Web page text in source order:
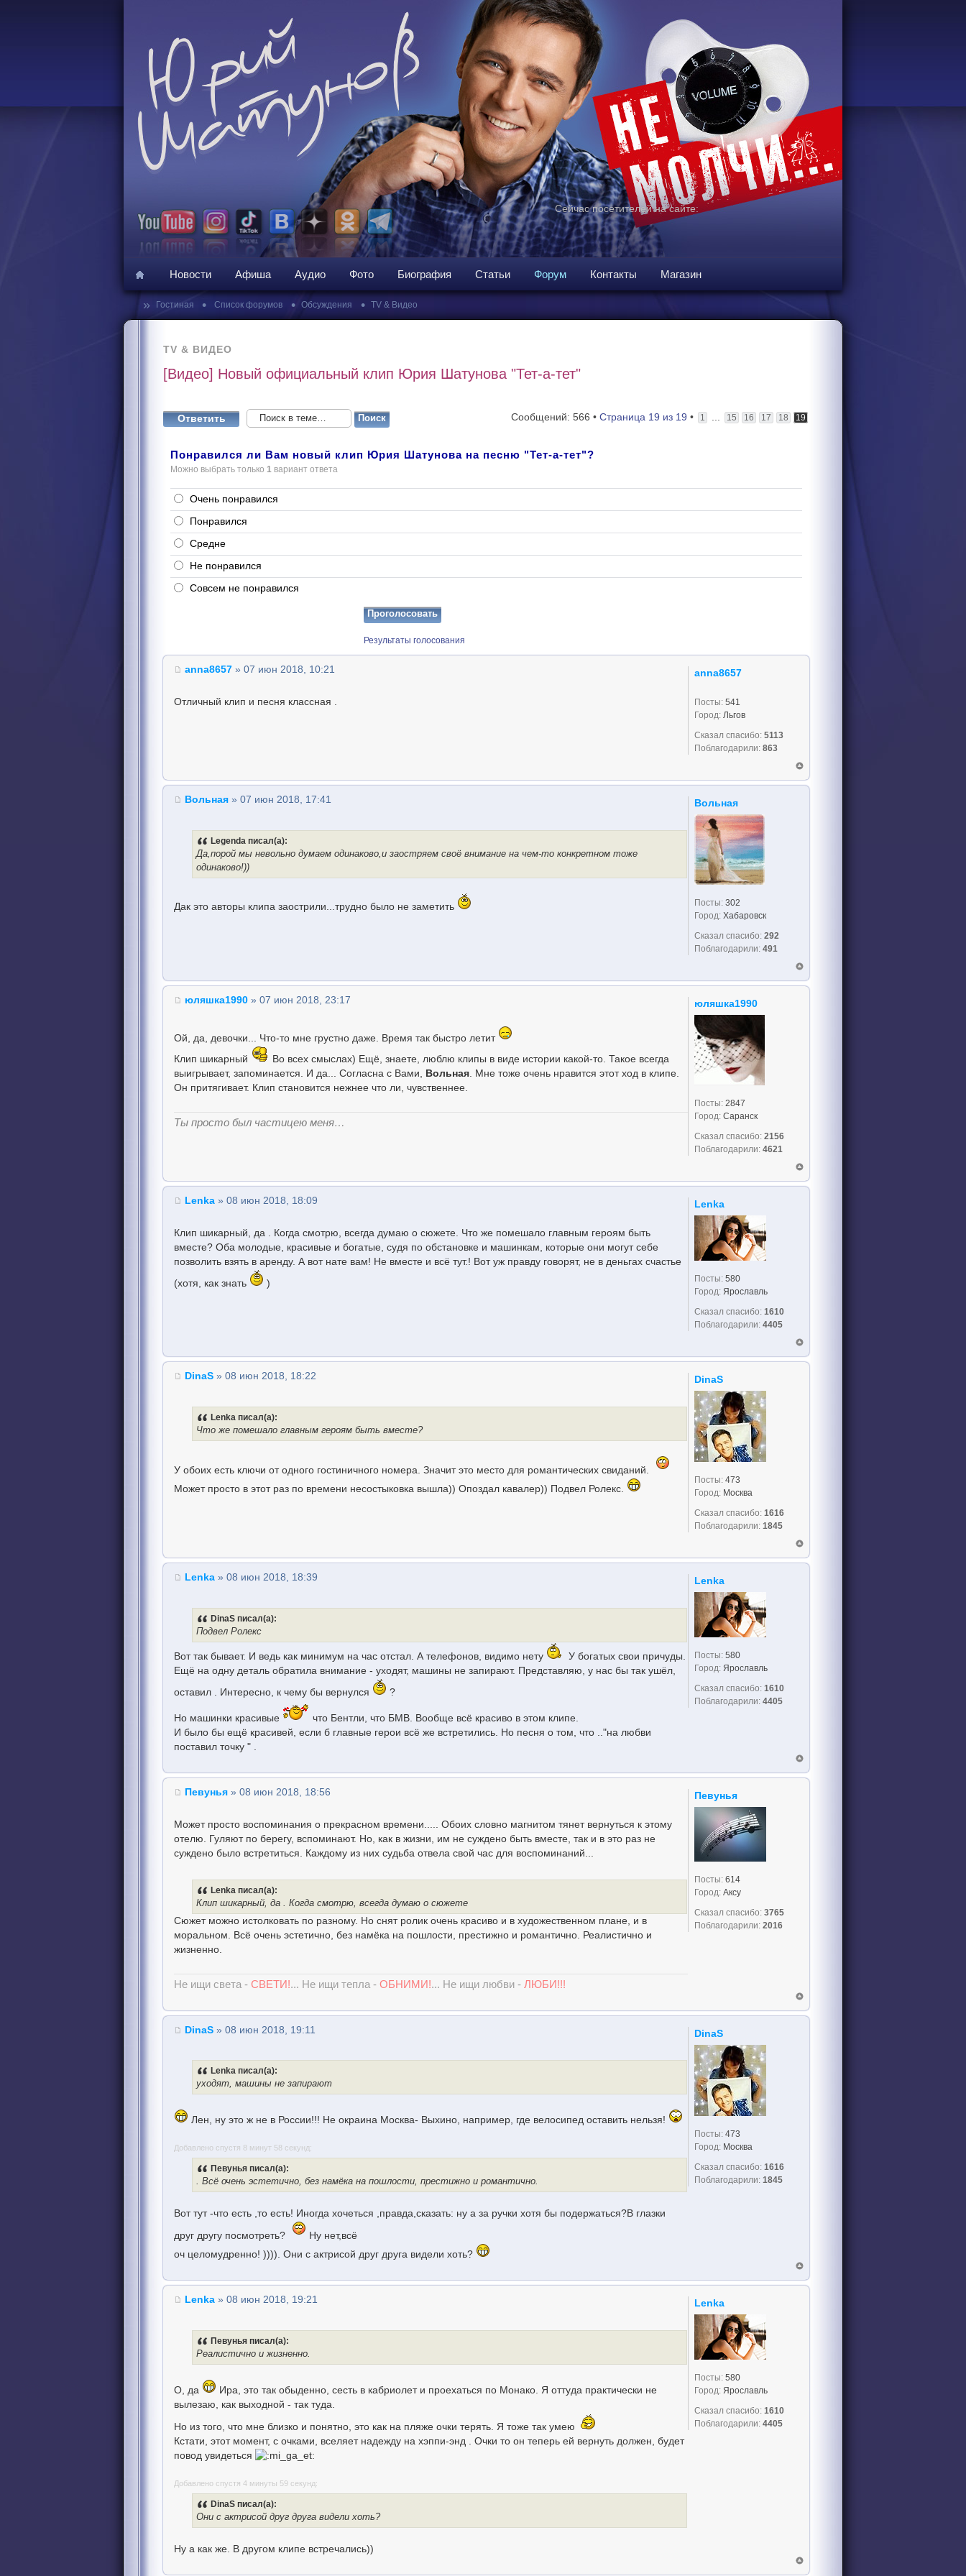
Сейчас посетителей на сайте:
Новости Афиша Аудио Фото Биография Статьи Форум Контакты Магазин
» Гостиная • Список форумов • Обсуждения • TV & Видео
TV & ВИДЕО
[Видео] Новый официальный клип Юрия Шатунова "Тет-а-тет"
Ответить Сообщений: 566 • Страница 19 из 19 • 1 ... 15 16 17 18 19
Понравился ли Вам новый клип Юрия Шатунова на песню "Тет-а-тет"?
Можно выбрать только 1 вариант ответа
Очень понравился
Понравился
Средне
Не понравился
Совсем не понравился
Результаты голосования
anna8657 » 07 июн 2018, 10:21
Отличный клип и песня классная .
anna8657
Посты: 541
Город: Льгов
Сказал спасибо: 5113
Поблагодарили: 863
Вольная » 07 июн 2018, 17:41
Legenda писал(а):
Да,порой мы невольно думаем одинаково,и заостряем своё внимание на чем-то конкретном тоже
одинаково!))
Дак это авторы клипа заострили...трудно было не заметить
Вольная
Посты: 302
Город: Хабаровск
Сказал спасибо: 292
Поблагодарили: 491
юляшка1990 » 07 июн 2018, 23:17
Ой, да, девочки... Что-то мне грустно даже. Время так быстро летит
Клип шикарный
Во всех смыслах) Ещё, знаете, люблю клипы в виде истории какой-то. Такое всегда
выигрывает, запоминается. И да... Согласна с Вами, Вольная. Мне тоже очень нравится этот ход в клипе.
Он притягивает. Клип становится нежнее что ли, чувственнее.
Ты просто был частицею меня…
юляшка1990
Посты: 2847
Город: Саранск
Сказал спасибо: 2156
Поблагодарили: 4621
Lenka » 08 июн 2018, 18:09
Клип шикарный, да . Когда смотрю, всегда думаю о сюжете. Что же помешало главным героям быть
вместе? Оба молодые, красивые и богатые, судя по обстановке и машинкам, которые они могут себе
позволить взять в аренду. А вот нате вам! Не вместе и всё тут.! Вот уж правду говорят, не в деньгах счастье
(хотя, как знать
)
Lenka
Посты: 580
Город: Ярославль
Сказал спасибо: 1610
Поблагодарили: 4405
DinaS » 08 июн 2018, 18:22
Lenka писал(а):
Что же помешало главным героям быть вместе?
У обоих есть ключи от одного гостиничного номера. Значит это место для романтических свиданий.
Может просто в этот раз по времени несостыковка вышла)) Опоздал кавалер)) Подвел Ролекс.
DinaS
Посты: 473
Город: Москва
Сказал спасибо: 1616
Поблагодарили: 1845
Lenka » 08 июн 2018, 18:39
DinaS писал(а):
Подвел Ролекс
Вот так бывает. И ведь как минимум на час отстал. А телефонов, видимо нету
У богатых свои причуды.
Ещё на одну деталь обратила внимание - уходят, машины не запирают. Представляю, у нас бы так ушёл,
оставил . Интересно, к чему бы вернулся
?
Но машинки красивые
что Бентли, что БМВ. Вообще всё красиво в этом клипе.
И было бы ещё красивей, если б главные герои всё же встретились. Но песня о том, что .."на любви
поставил точку " .
Lenka
Посты: 580
Город: Ярославль
Сказал спасибо: 1610
Поблагодарили: 4405
Певунья » 08 июн 2018, 18:56
Может просто воспоминания о прекрасном времени..... Обоих словно магнитом тянет вернуться к этому
отелю. Гуляют по берегу, вспоминают. Но, как в жизни, им не суждено быть вместе, так и в это раз не
суждено было встретиться. Каждому из них судьба отвела свой час для воспоминаний...
Lenka писал(а):
Клип шикарный, да . Когда смотрю, всегда думаю о сюжете
Сюжет можно истолковать по разному. Но снят ролик очень красиво и в художественном плане, и в
моральном. Всё очень эстетично, без намёка на пошлости, престижно и романтично. Реалистично и
жизненно.
Не ищи света - СВЕТИ!... Не ищи тепла - ОБНИМИ!... Не ищи любви - ЛЮБИ!!!
Певунья
Посты: 614
Город: Аксу
Сказал спасибо: 3765
Поблагодарили: 2016
DinaS » 08 июн 2018, 19:11
Lenka писал(а):
уходят, машины не запирают
Лен, ну это ж не в России!!! Не окраина Москва- Выхино, например, где велосипед оставить нельзя!
Добавлено спустя 8 минут 58 секунд:
Певунья писал(а):
. Всё очень эстетично, без намёка на пошлости, престижно и романтично.
Вот тут -что есть ,то есть! Иногда хочеться ,правда,сказать: ну а за ручки хотя бы подержаться?В глазки
друг другу посмотреть?
Ну нет,всё
оч целомудренно! )))). Они с актрисой друг друга видели хоть?
DinaS
Посты: 473
Город: Москва
Сказал спасибо: 1616
Поблагодарили: 1845
Lenka » 08 июн 2018, 19:21
Певунья писал(а):
Реалистично и жизненно.
О, да
Ира, это так обыденно, сесть в кабриолет и проехаться по Монако. Я оттуда практически не
вылезаю, как выходной - так туда.
Но из того, что мне близко и понятно, это как на пляже очки терять. Я тоже так умею
Кстати, этот момент, с очками, вселяет надежду на хэппи-энд . Очки то он теперь ей вернуть должен, будет
повод увидеться
Добавлено спустя 4 минуты 59 секунд:
DinaS писал(а):
Они с актрисой друг друга видели хоть?
Ну а как же. В другом клипе встречались))
Lenka
Посты: 580
Город: Ярославль
Сказал спасибо: 1610
Поблагодарили: 4405